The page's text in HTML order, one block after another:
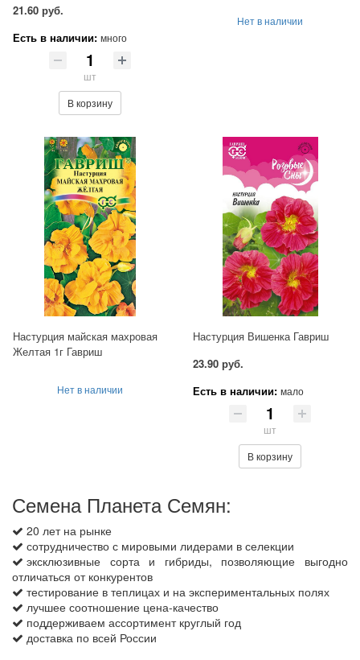
21.60 руб.
Есть в наличии: много
шт
В корзину
Нет в наличии
Настурция майская махровая
Желтая 1г Гавриш
Нет в наличии
Настурция Вишенка Гавриш
23.90 руб.
Есть в наличии: мало
шт
В корзину
Семена Планета Семян:
20 лет на рынке
сотрудничество с мировыми лидерами в селекции
эксклюзивные сорта и гибриды, позволяющие выгодно
отличаться от конкурентов
тестирование в теплицах и на экспериментальных полях
лучшее соотношение цена-качество
поддерживаем ассортимент круглый год
доставка по всей России